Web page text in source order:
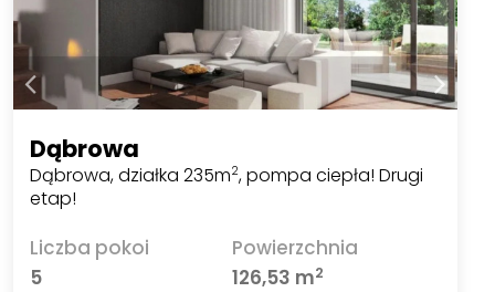
Dąbrowa
Dąbrowa, działka 235m2, pompa ciepła! Drugi
etap!
Liczba pokoi
5
Powierzchnia
126,53 m2